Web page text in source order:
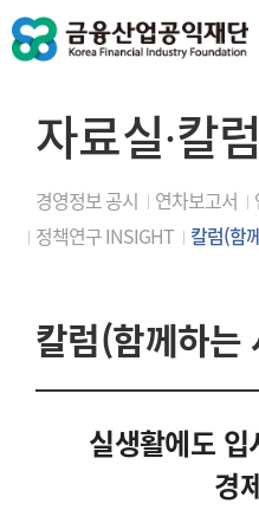
자료실∙칼럼
경영정보 공시 연차보고서
정책연구 INSIGHT
칼럼(함
칼럼(함께하는
실생활에도
경